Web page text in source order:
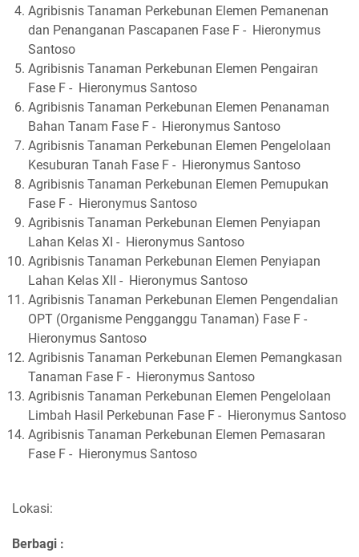
Agribisnis Tanaman Perkebunan Elemen Pemanenan
dan Penanganan Pascapanen Fase F - Hieronymus
Santoso
Agribisnis Tanaman Perkebunan Elemen Pengairan
Fase F - Hieronymus Santoso
Agribisnis Tanaman Perkebunan Elemen Penanaman
Bahan Tanam Fase F - Hieronymus Santoso
Agribisnis Tanaman Perkebunan Elemen Pengelolaan
Kesuburan Tanah Fase F - Hieronymus Santoso
Agribisnis Tanaman Perkebunan Elemen Pemupukan
Fase F - Hieronymus Santoso
Agribisnis Tanaman Perkebunan Elemen Penyiapan
Lahan Kelas XI - Hieronymus Santoso
Agribisnis Tanaman Perkebunan Elemen Penyiapan
Lahan Kelas XII - Hieronymus Santoso
Agribisnis Tanaman Perkebunan Elemen Pengendalian
OPT (Organisme Pengganggu Tanaman) Fase F -
Hieronymus Santoso
Agribisnis Tanaman Perkebunan Elemen Pemangkasan
Tanaman Fase F - Hieronymus Santoso
Agribisnis Tanaman Perkebunan Elemen Pengelolaan
Limbah Hasil Perkebunan Fase F - Hieronymus Santoso
Agribisnis Tanaman Perkebunan Elemen Pemasaran
Fase F - Hieronymus Santoso
Lokasi:
Berbagi :